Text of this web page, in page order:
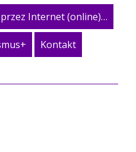
Internet (online)…
Kontakt